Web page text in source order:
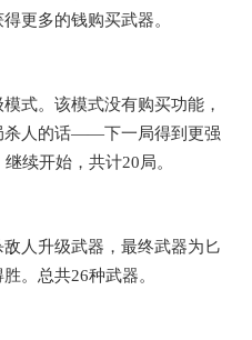
更多的钱购买武器。
式。该模式没有购买功能，
杀人的话——下一局得到更强
续开始，共计20局。
人升级武器，最终武器为匕
。总共26种武器。